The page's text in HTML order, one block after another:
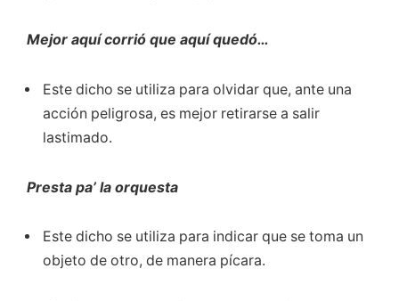
Mejor aquí corrió que aquí quedó…
Este dicho se utiliza para olvidar que, ante una
acción peligrosa, es mejor retirarse a salir
lastimado.
Presta pa’ la orquesta
Este dicho se utiliza para indicar que se toma un
objeto de otro, de manera pícara.